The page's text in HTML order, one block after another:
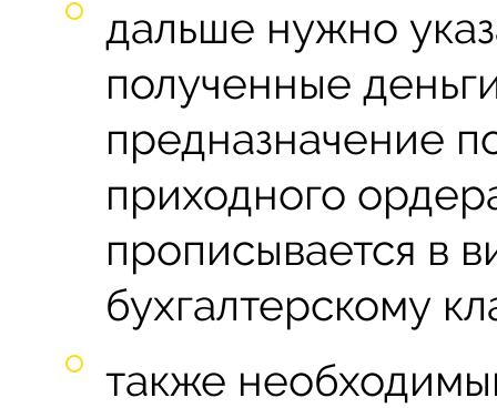
дальше нужно
полученные
предназначение
приходного
прописывается в
бухгалтерскому
также